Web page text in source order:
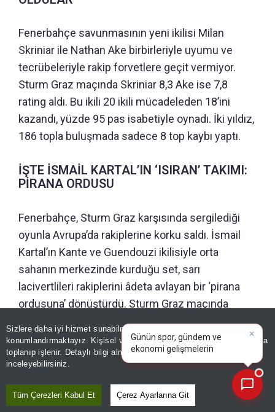
Sizlere daha iyi hizmet sunabilmek adına sitemizde
konumlandırmaktayız. Kişisel verileriniz, KVKK ve GDPR kapsamında
toplanıp işlenir. Detaylı bilgi almak içinAydınlatma Metnimizi
inceleyebilirsiniz.
Tüm Çerezleri Kabul Et Çerez Ayarlarına Git
Fenerbahçe savunmasının yeni ikilisi Milan
Skriniar ile Nathan Ake birbirleriyle uyumu ve
tecrübeleriyle rakip forvetlere geçit vermiyor.
Sturm Graz maçında Skriniar 8,3 Ake ise 7,8
rating aldı. Bu ikili 20 ikili mücadeleden 18’ini
kazandı, yüzde 95 pas isabetiyle oynadı. İki yıldız,
186 topla buluşmada sadece 8 top kaybı yaptı.
İŞTE İSMAİL KARTAL’IN ‘ISIRAN’ TAKIMI:
PİRANA ORDUSU
Fenerbahçe, Sturm Graz karşısında sergilediği
oyunla Avrupa’da rakiplerine korku saldı. İsmail
Kartal’ın Kante ve Guendouzi ikilisiyle orta
sahanın merkezinde kurduğu set, sarı
lacivertlileri rakiplerini âdeta avlayan bir ‘pirana
ordusuna’ dönüştürdü. Sturm Graz maçında
yüzde 72’lik topa sahip olma oranı yakalayan
Kanarya’nın topu geri kazanma süresi ise 5
saniyelere düştü. Fenerbahçe, bu bölümlerde
rakibinden 30 top çaldı.
Bugünkü yazar